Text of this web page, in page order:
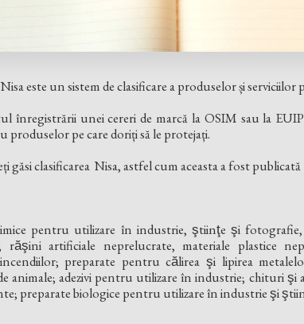
este un sistem de clasificare a produselor și
înregistrării unei cereri de marcă la OSIM sau la
produselor pe care doriți să le protejați.
găsi clasificarea Nisa, astfel cum aceasta a fost
pentru utilizare în industrie, ştiinţe şi
răşini artificiale neprelucrate, materiale plastice
preparate pentru călirea şi lipirea
animale; adezivi pentru utilizare în industrie; chituri şi
preparate biologice pentru utilizare în industrie şi